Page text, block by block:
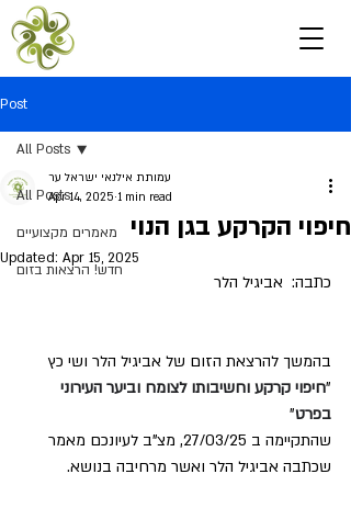
Post
All Posts
מאמרים מקצועיים
חדש! הרצאות בזום
All Posts
חיפוי הקרקע בגן הנוי
עמותת אילנאי ישראל ער
Apr 14, 2025 1 min read
Updated: Apr 15, 2025
כתבה:  אביגיל הלר
בהמשך להרצאת הזום של אביגיל הלר ושי כץ
"חיפוי קרקע וחשיבותו לצומח וביער העירוני
בפרט"
שהתקיימה ב 27/03/25, מצ"ב לעיונכם מאמר
שכתבה אביגיל הלר ואשר מרחיבה בנושא.